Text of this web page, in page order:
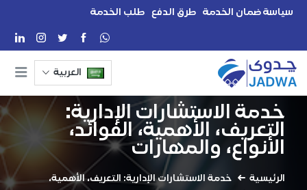
سياسة ضمان الخدمة طرق الدفع طلب الخدمة
العربية
خدمة الاستشارات الإدارية:
التعريف، الأهمية، الفوائد،
الأنواع، والمهارات
الرئيسية
خدمة الاستشارات الإدارية: التعريف، الأهمية،